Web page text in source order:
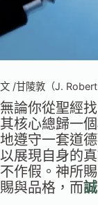
文 /甘陵敦（J.
無論你從聖經
其核心總歸一
地遵守一套道
以展現自身的
不作假。神所
賜與品格，而